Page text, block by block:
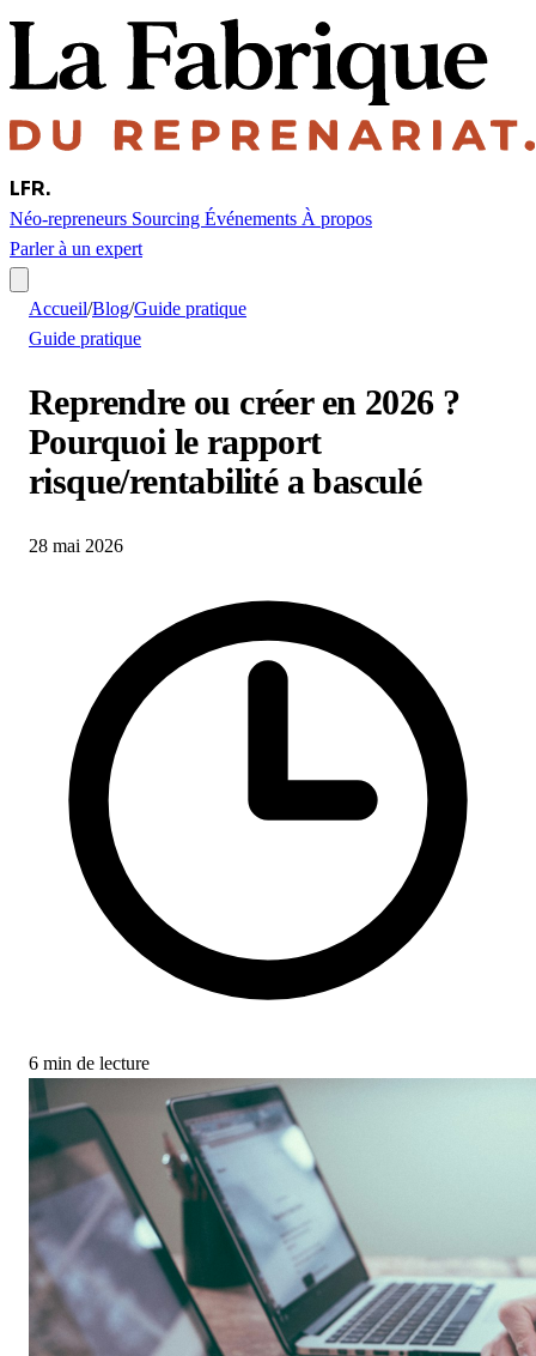
LFR.
Néo-repreneurs Sourcing Événements À propos
Parler à un expert
Accueil/Blog/Guide pratique
Guide pratique
Reprendre ou créer en 2026 ?
Pourquoi le rapport
risque/rentabilité a basculé
28 mai 2026
6 min de lecture